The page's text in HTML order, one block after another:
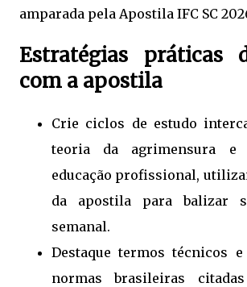
amparada pela Apostila IFC SC
Estratégias práticas
com a apostila
Crie ciclos de estudo
teoria da agrimensura e
educação profissional,
da apostila para balizar
semanal.
Destaque termos técnicos
normas brasileiras